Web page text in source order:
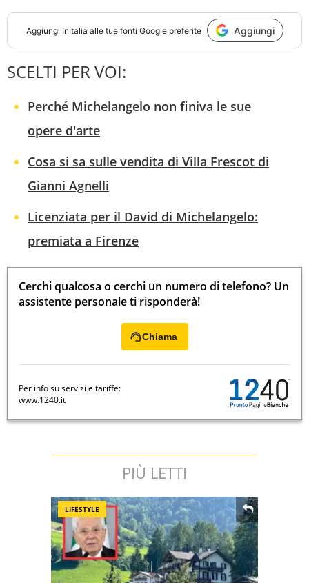
Aggiungi InItalia alle tue fonti Google preferite Aggiungi
SCELTI PER VOI:
Perché Michelangelo non finiva le sue
opere d'arte
Cosa si sa sulle vendita di Villa Frescot di
Gianni Agnelli
Licenziata per il David di Michelangelo:
premiata a Firenze
Cerchi qualcosa o cerchi un numero di telefono? Un
assistente personale ti risponderà!
Chiama
Per info su servizi e tariffe:
www.1240.it
PIÙ LETTI
LIFESTYLE